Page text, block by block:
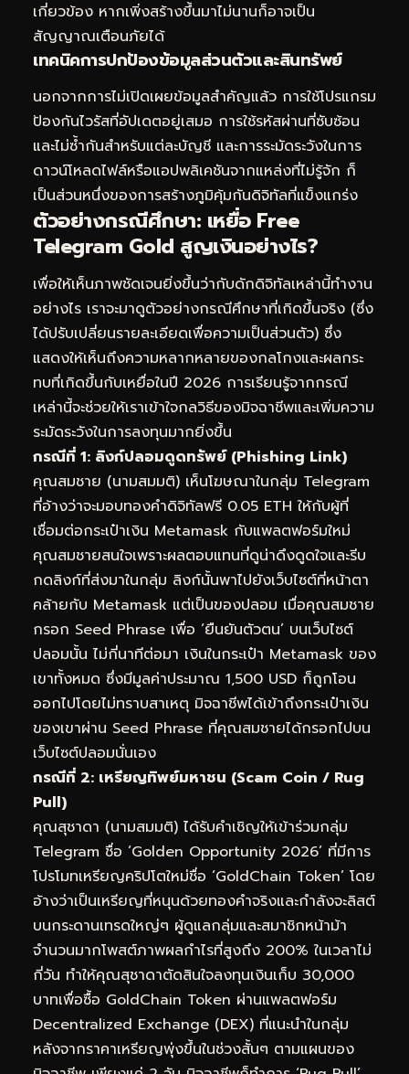
เกี่ยวข้อง หากเพิ่งสร้างขึ้นมาไม่นานก็อาจเป็น
สัญญาณเตือนภัยได้
เทคนิคการปกป้องข้อมูลส่วนตัวและสินทรัพย์
นอกจากการไม่เปิดเผยข้อมูลสำคัญแล้ว การใช้โปรแกรม
ป้องกันไวรัสที่อัปเดตอยู่เสมอ การใช้รหัสผ่านที่ซับซ้อน
และไม่ซ้ำกันสำหรับแต่ละบัญชี และการระมัดระวังในการ
ดาวน์โหลดไฟล์หรือแอปพลิเคชันจากแหล่งที่ไม่รู้จัก ก็
เป็นส่วนหนึ่งของการสร้างภูมิคุ้มกันดิจิทัลที่แข็งแกร่ง
ตัวอย่างกรณีศึกษา: เหยื่อ Free
Telegram Gold สูญเงินอย่างไร?
เพื่อให้เห็นภาพชัดเจนยิ่งขึ้นว่ากับดักดิจิทัลเหล่านี้ทำงาน
อย่างไร เราจะมาดูตัวอย่างกรณีศึกษาที่เกิดขึ้นจริง (ซึ่ง
ได้ปรับเปลี่ยนรายละเอียดเพื่อความเป็นส่วนตัว) ซึ่ง
แสดงให้เห็นถึงความหลากหลายของกลโกงและผลกระ
ทบที่เกิดขึ้นกับเหยื่อในปี 2026 การเรียนรู้จากกรณี
เหล่านี้จะช่วยให้เราเข้าใจกลวิธีของมิจฉาชีพและเพิ่มความ
ระมัดระวังในการลงทุนมากยิ่งขึ้น
กรณีที่ 1: ลิงก์ปลอมดูดทรัพย์ (Phishing Link)
คุณสมชาย (นามสมมติ) เห็นโฆษณาในกลุ่ม Telegram
ที่อ้างว่าจะมอบทองคำดิจิทัลฟรี 0.05 ETH ให้กับผู้ที่
เชื่อมต่อกระเป๋าเงิน Metamask กับแพลตฟอร์มใหม่
คุณสมชายสนใจเพราะผลตอบแทนที่ดูน่าดึงดูดใจและรีบ
กดลิงก์ที่ส่งมาในกลุ่ม ลิงก์นั้นพาไปยังเว็บไซต์ที่หน้าตา
คล้ายกับ Metamask แต่เป็นของปลอม เมื่อคุณสมชาย
กรอก Seed Phrase เพื่อ ‘ยืนยันตัวตน’ บนเว็บไซต์
ปลอมนั้น ไม่กี่นาทีต่อมา เงินในกระเป๋า Metamask ของ
เขาทั้งหมด ซึ่งมีมูลค่าประมาณ 1,500 USD ก็ถูกโอน
ออกไปโดยไม่ทราบสาเหตุ มิจฉาชีพได้เข้าถึงกระเป๋าเงิน
ของเขาผ่าน Seed Phrase ที่คุณสมชายได้กรอกไปบน
เว็บไซต์ปลอมนั่นเอง
กรณีที่ 2: เหรียญทิพย์มหาชน (Scam Coin / Rug
Pull)
คุณสุชาดา (นามสมมติ) ได้รับคำเชิญให้เข้าร่วมกลุ่ม
Telegram ชื่อ ‘Golden Opportunity 2026’ ที่มีการ
โปรโมทเหรียญคริปโตใหม่ชื่อ ‘GoldChain Token’ โดย
อ้างว่าเป็นเหรียญที่หนุนด้วยทองคำจริงและกำลังจะลิสต์
บนกระดานเทรดใหญ่ๆ ผู้ดูแลกลุ่มและสมาชิกหน้าม้า
จำนวนมากโพสต์ภาพผลกำไรที่สูงถึง 200% ในเวลาไม่
กี่วัน ทำให้คุณสุชาดาตัดสินใจลงทุนเงินเก็บ 30,000
บาทเพื่อซื้อ GoldChain Token ผ่านแพลตฟอร์ม
Decentralized Exchange (DEX) ที่แนะนำในกลุ่ม
หลังจากราคาเหรียญพุ่งขึ้นในช่วงสั้นๆ ตามแผนของ